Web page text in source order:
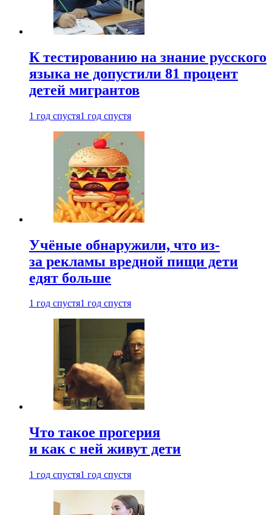
К тестированию на знание русского
языка не допустили 81 процент
детей мигрантов
1 год спустя1 год спустя
Учёные обнаружили, что из-
за рекламы вредной пищи дети
едят больше
1 год спустя1 год спустя
Что такое прогерия
и как с ней живут дети
1 год спустя1 год спустя